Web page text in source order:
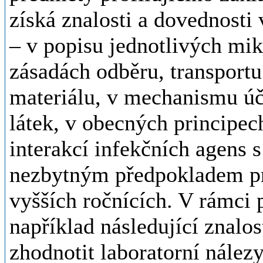
získá znalosti a
– v popisu jednotlivých
zásadách odběru,
materiálu, v mechanismu
látek, v obecných
interakcí infekčních agens
nezbytným předpokladem
vyšších ročnících. V rámci
například následující
zhodnotit laboratorní